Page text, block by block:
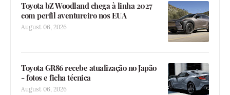
Toyota bZ Woodland chega à linha 2027
com perfil aventureiro nos EUA
August 06, 2026
Toyota GR86 recebe atualização no Japão
- fotos e ficha técnica
August 06, 2026